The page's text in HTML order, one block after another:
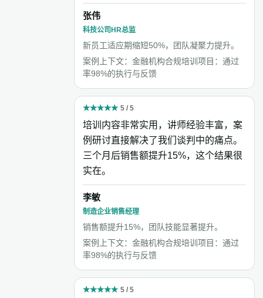
张伟
科技公司HR总监
新员工适应期缩短50%，团队凝聚力提升。
案例上下文：金融机构合规培训项目：通过
率98%的执行与反馈
★★★★★ 5 / 5
培训内容非常实用，讲师经验丰富，案
例研讨直接解决了我们谈判中的痛点。
三个月后销售额提升15%，这个结果很
实在。
李敏
制造企业销售经理
销售额提升15%，团队技能显著提升。
案例上下文：金融机构合规培训项目：通过
率98%的执行与反馈
★★★★★ 5 / 5